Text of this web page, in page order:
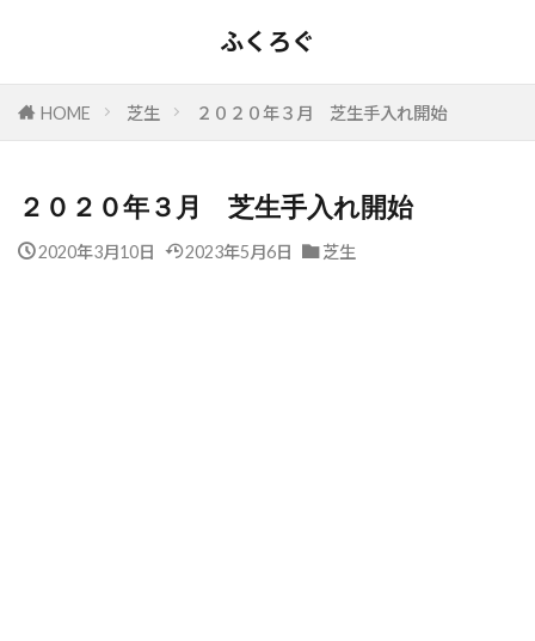
ふくろぐ
HOME 芝生 ２０２０年３月 芝生手入れ開始
２０２０年３月 芝生手入れ開始
2020年3月10日 2023年5月6日 芝生